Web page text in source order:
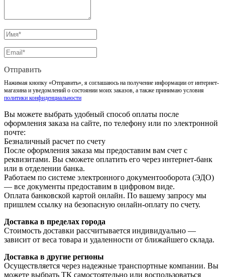
Отправить
Нажимая кнопку «Отправить», я соглашаюсь на получение информации от интернет-
магазина и уведомлений о состоянии моих заказов, а также принимаю условия
политики конфиденциальности
Вы можете выбрать удобный способ оплаты после
оформления заказа на сайте, по телефону или по электронной
почте:
Безналичный расчет по счету
После оформления заказа мы предоставим вам счет с
реквизитами. Вы сможете оплатить его через интернет-банк
или в отделении банка.
Работаем по системе электронного документооборота (ЭДО)
— все документы предоставим в цифровом виде.
Оплата банковской картой онлайн. По вашему запросу мы
пришлем ссылку на безопасную онлайн-оплату по счету.
Доставка в пределах города
Стоимость доставки рассчитывается индивидуально —
зависит от веса товара и удаленности от ближайшего склада.
Доставка в другие регионы
Осуществляется через надежные транспортные компании. Вы
можете выбрать ТК самостоятельно или воспользоваться